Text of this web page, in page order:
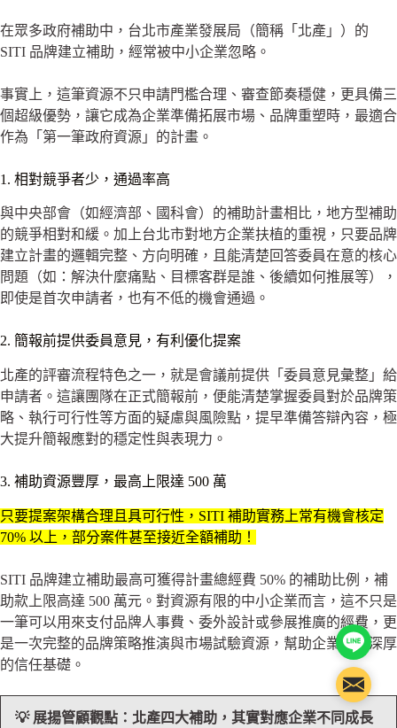
在眾多政府補助中，台北市產業發展局（簡稱「北產」）的
SITI 品牌建立補助，經常被中小企業忽略。
事實上，這筆資源不只申請門檻合理、審查節奏穩健，更具備三
個超級優勢，讓它成為企業準備拓展市場、品牌重塑時，最適合
作為「第一筆政府資源」的計畫。
1. 相對競爭者少，通過率高
與中央部會（如經濟部、國科會）的補助計畫相比，地方型補助
的競爭相對和緩。加上台北市對地方企業扶植的重視，只要品牌
建立計畫的邏輯完整、方向明確，且能清楚回答委員在意的核心
問題（如：解決什麼痛點、目標客群是誰、後續如何推展等），
即使是首次申請者，也有不低的機會通過。
2. 簡報前提供委員意見，有利優化提案
北產的評審流程特色之一，就是會議前提供「委員意見彙整」給
申請者。這讓團隊在正式簡報前，便能清楚掌握委員對於品牌策
略、執行可行性等方面的疑慮與風險點，提早準備答辯內容，極
大提升簡報應對的穩定性與表現力。
3. 補助資源豐厚，最高上限達 500 萬
只要提案架構合理且具可行性，SITI 補助實務上常有機會核定
70% 以上，部分案件甚至接近全額補助！
SITI 品牌建立補助最高可獲得計畫總經費 50% 的補助比例，補
助款上限高達 500 萬元。對資源有限的中小企業而言，這不只是
一筆可以用來支付品牌人事費、委外設計或參展推廣的經費，更
是一次完整的品牌策略推演與市場試驗資源，幫助企業打下深厚
的信任基礎。
💡 展揚管顧觀點：北產四大補助，其實對應企業不同成長
Line@
聯絡